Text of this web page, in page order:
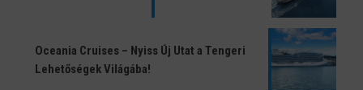
Oceania Cruises – Nyiss Új Utat a Tengeri
Lehetőségek Világába!